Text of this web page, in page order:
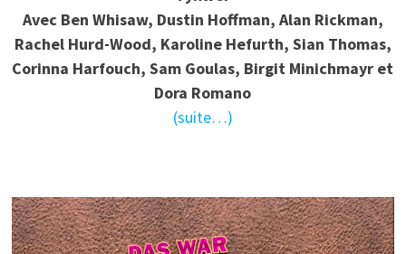
Avec Ben Whisaw, Dustin Hoffman, Alan Rickman,
Rachel Hurd-Wood, Karoline Hefurth, Sian Thomas,
Corinna Harfouch, Sam Goulas, Birgit Minichmayr et
Dora Romano
(suite…)